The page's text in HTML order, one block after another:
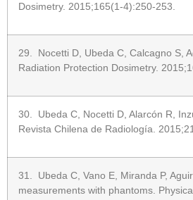
Dosimetry. 2015;165(1-4):250-253.
29. Nocetti D, Ubeda C, Calcagno S,
Radiation Protection Dosimetry.
30. Ubeda C, Nocetti D, Alarcón R,
Revista Chilena de Radiología.
31. Ubeda C, Vano E, Miranda P,
measurements with phantoms.